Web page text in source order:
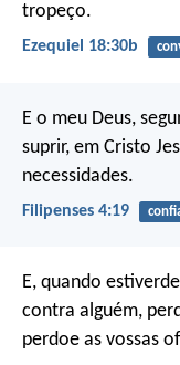
tropeço.
Ezequiel 18:30b
E o meu Deus,
suprir, em Cristo
necessidades.
Filipenses 4:19
E, quando
contra alguém,
perdoe as vossas